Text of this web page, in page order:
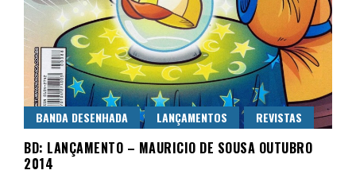
BANDA DESENHADA LANÇAMENTOS REVISTAS
BD: LANÇAMENTO – MAURICIO DE SOUSA OUTUBRO
2014